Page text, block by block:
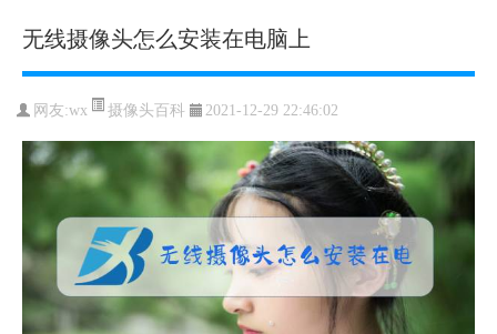
无线摄像头怎么安装在电脑上
网友:wx 摄像头百科 2021-12-29 22:46:02